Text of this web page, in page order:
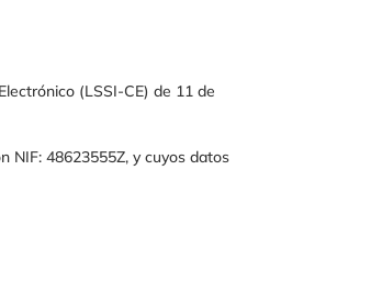
(LSSI-CE) de 11 de
NIF:48623555Z, y cuyos datos